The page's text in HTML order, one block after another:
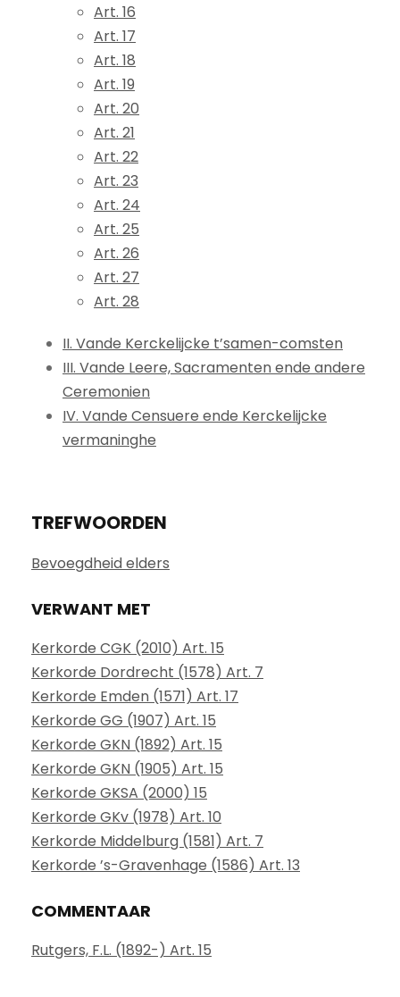
Art. 16
Art. 17
Art. 18
Art. 19
Art. 20
Art. 21
Art. 22
Art. 23
Art. 24
Art. 25
Art. 26
Art. 27
Art. 28
II. Vande Kerckelijcke t’samen-comsten
III. Vande Leere, Sacramenten ende andere
Ceremonien
IV. Vande Censuere ende Kerckelijcke
vermaninghe
TREFWOORDEN
Bevoegdheid elders
VERWANT MET
Kerkorde CGK (2010) Art. 15
Kerkorde Dordrecht (1578) Art. 7
Kerkorde Emden (1571) Art. 17
Kerkorde GG (1907) Art. 15
Kerkorde GKN (1892) Art. 15
Kerkorde GKN (1905) Art. 15
Kerkorde GKSA (2000) 15
Kerkorde GKv (1978) Art. 10
Kerkorde Middelburg (1581) Art. 7
Kerkorde ’s-Gravenhage (1586) Art. 13
COMMENTAAR
Rutgers, F.L. (1892-) Art. 15